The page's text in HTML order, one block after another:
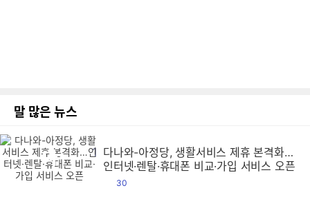
말 많은 뉴스
1 다나와-아정당, 생활서비스 제휴 본격화…
인터넷·렌탈·휴대폰 비교·가입 서비스 오픈
댓
30
다
다
다
다
다
다
다
다
다
다
다
다
다
다
다
다
다
다
다
다
다
다
다
다
다
다
다
다
다
다
다
다
다
다
다
다
다
다
다
다
다
다
다
다
다
다
다
다
다
다
다
다
다
다
다
다
다
다
다
다
다
다
다
다
다
다
다
다
다
다
다
다
다
다
다
다
다
다
다
다
다
다
다
다
다
다
다
다
다
다
다
다
다
다
다
다
다
다
다
다
다
다
다
다
다
다
다
다
다
다
다
다
다
다
다
다
다
다
다
다
다
다
다
다
다
다
다
다
다
다
다
다
다
다
다
다
다
다
다
다
다
다
다
다
다
다
다
다
다
다
다
다
다
다
다
다
다
다
다
다
다
다
다
다
다
다
다
다
다
다
다
다
다
다
다
다
다
다
다
다
다
다
다
다
다
다
다
다
다
다
다
다
다
다
다
다
다
다
다
다
다
다
다
다
다
다
다
다
다
다
다
다
다
다
다
다
다
다
다
다
다
다
다
다
다
다
다
다
다
다
다
다
다
다
다
다
다
다
다
다
다
다
다
다
다
다
다
다
다
다
다
다
다
다
다
다
다
다
다
다
다
다
다
다
다
다
다
다
다
다
다
다
다
다
다
다
다
다
다
다
다
다
다
다
다
다
다
다
다
다
다
다
다
다
다
다
다
다
다
다
다
다
다
다
다
다
다
다
다
다
다
다
다
다
다
다
다
다
다
다
다
다
다
다
다
다
다
다
다
다
다
다
다
다
다
다
다
다
다
다
다
다
다
다
다
다
다
다
다
다
다
다
다
다
다
다
다
다
다
다
다
다
다
다
다
다
다
다
다
다
다
다
다
다
다
다
다
다
다
다
다
다
다
다
다
다
다
다
다
다
다
다
다
다
다
다
다
다
다
다
다
다
다
다
다
다
다
다
다
다
다
다
다
다
다
다
다
다
다
다
다
다
다
다
다
다
다
다
다
다
다
다
다
다
다
다
다
다
다
다
다
다
다
다
다
다
다
다
다
다
다
다
다
다
다
다
다
다
다
다
다
다
다
다
다
다
다
다
다
다
다
다
다
다
다
다
다
다
다
다
다
다
다
다
다
다
다
다
다
다
다
다
다
다
다
다
다
다
다
다
다
다
다
다
다
다
다
다
다
다
다
다
다
다
다
다
다
다
다
다
다
다
다
다
다
다
다
다
다
다
다
다
다
다
다
다
다
다
다
다
다
다
다
다
다
다
다
다
다
다
다
다
다
다
다
다
다
다
다
다
다